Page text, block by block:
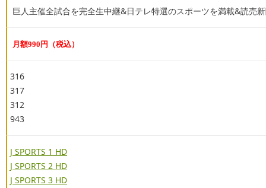
巨人主催全試合を完全生中継&日テレ特選のスポーツを満載&読売
月額990円（税込）
316
317
312
943
J SPORTS 1 HD
J SPORTS 2 HD
J SPORTS 3 HD